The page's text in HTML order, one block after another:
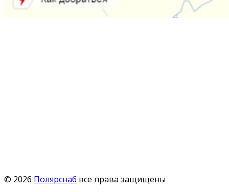
© 2026 Полярснаб все права защищены